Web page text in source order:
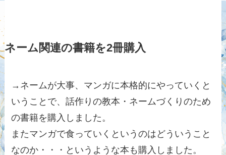
ネーム関連の書籍を2冊購入
→ネームが大事、マンガに本格的にやっていくと
いうことで、話作りの教本・ネームづくりのため
の書籍を購入しました。
またマンガで食っていくというのはどういうこと
なのか・・・というような本も購入しました。